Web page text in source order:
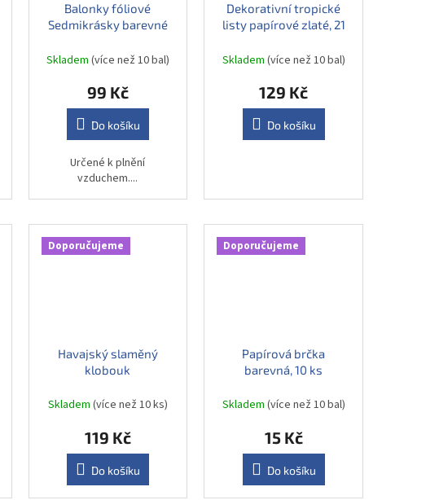
Balonky fóliové
Sedmikrásky barevné
Skladem (více než 10 bal)
99 Kč
Do košíku
Určené k plnění
vzduchem....
Dekorativní tropické
listy papírové zlaté, 21
Skladem (více než 10 bal)
129 Kč
Do košíku
Doporučujeme
Havajský slaměný
klobouk
Skladem (více než 10 ks)
119 Kč
Do košíku
Doporučujeme
Papírová brčka
barevná, 10 ks
Skladem (více než 10 bal)
15 Kč
Do košíku